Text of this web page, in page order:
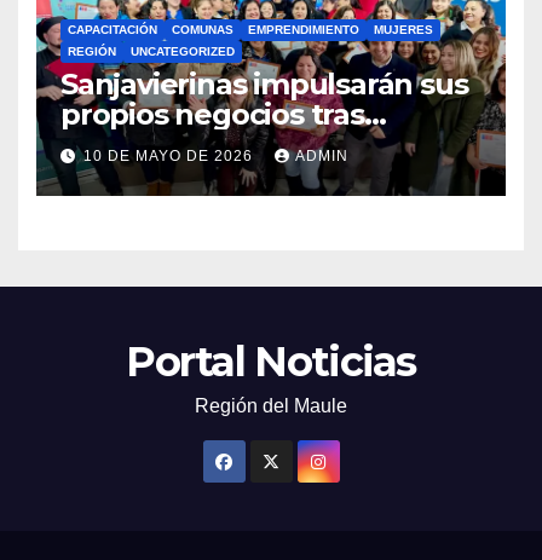
CAPACITACIÓN COMUNAS EMPRENDIMIENTO
MUJERES
REGIÓN
UNCATEGORIZED
Sanjavierinas impulsarán sus
propios negocios tras
capacitarse junto al FOSIS
10 DE MAYO DE 2026 ADMIN
Portal Noticias
Región del Maule